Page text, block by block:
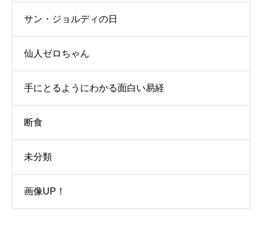
サン・ジョルディの日
仙人ゼロちゃん
手にとるようにわかる面白い易経
断食
未分類
画像UP！